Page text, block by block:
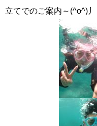
立てでのご案内～(^o^)丿